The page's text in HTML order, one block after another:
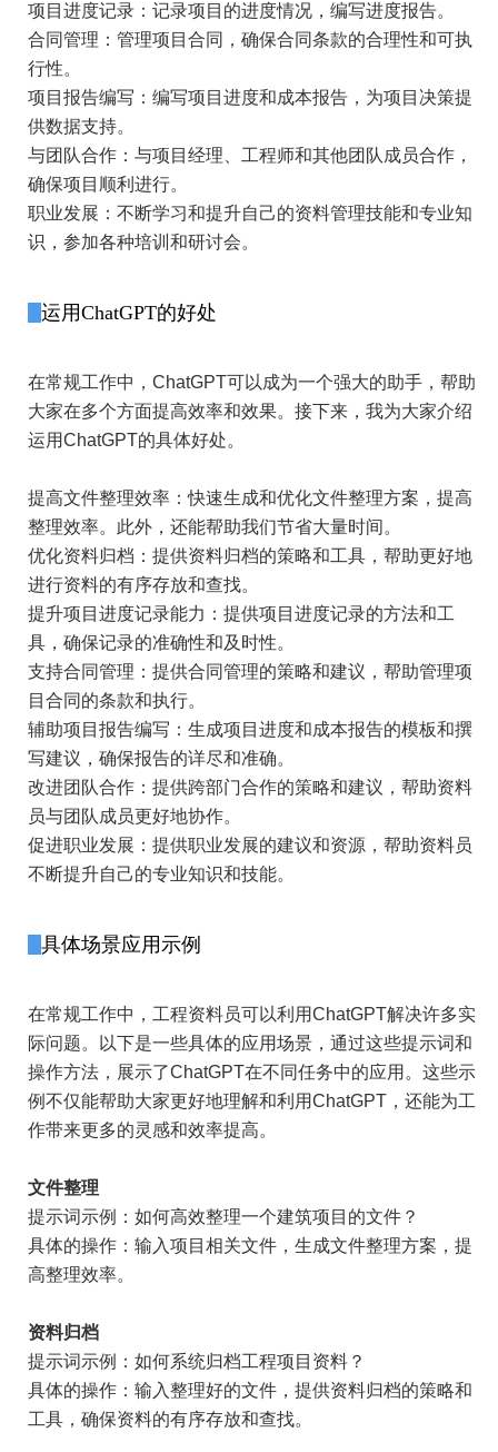
项目进度记录：记录项目的进度情况，编写进度报告。
合同管理：管理项目合同，确保合同条款的合理性和可执
行性。
项目报告编写：编写项目进度和成本报告，为项目决策提
供数据支持。
与团队合作：与项目经理、工程师和其他团队成员合作，
确保项目顺利进行。
职业发展：不断学习和提升自己的资料管理技能和专业知
识，参加各种培训和研讨会。
运用ChatGPT的好处
在常规工作中，ChatGPT可以成为一个强大的助手，帮助
大家在多个方面提高效率和效果。接下来，我为大家介绍
运用ChatGPT的具体好处。
提高文件整理效率：快速生成和优化文件整理方案，提高
整理效率。此外，还能帮助我们节省大量时间。
优化资料归档：提供资料归档的策略和工具，帮助更好地
进行资料的有序存放和查找。
提升项目进度记录能力：提供项目进度记录的方法和工
具，确保记录的准确性和及时性。
支持合同管理：提供合同管理的策略和建议，帮助管理项
目合同的条款和执行。
辅助项目报告编写：生成项目进度和成本报告的模板和撰
写建议，确保报告的详尽和准确。
改进团队合作：提供跨部门合作的策略和建议，帮助资料
员与团队成员更好地协作。
促进职业发展：提供职业发展的建议和资源，帮助资料员
不断提升自己的专业知识和技能。
具体场景应用示例
在常规工作中，工程资料员可以利用ChatGPT解决许多实
际问题。以下是一些具体的应用场景，通过这些提示词和
操作方法，展示了ChatGPT在不同任务中的应用。这些示
例不仅能帮助大家更好地理解和利用ChatGPT，还能为工
作带来更多的灵感和效率提高。
文件整理
提示词示例：如何高效整理一个建筑项目的文件？
具体的操作：输入项目相关文件，生成文件整理方案，提
高整理效率。
资料归档
提示词示例：如何系统归档工程项目资料？
具体的操作：输入整理好的文件，提供资料归档的策略和
工具，确保资料的有序存放和查找。